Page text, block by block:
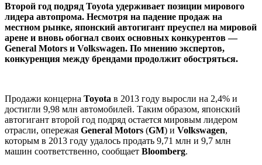
Второй год подряд Toyota удерживает позиции мирового
лидера автопрома. Несмотря на падение продаж на
местном рынке, японский автогигант преуспел на мировой
арене и вновь обогнал своих основных конкурентов —
General Motors и Volkswagen. По мнению экспертов,
конкуренция между брендами продолжит обостряться.
Продажи концерна Toyota в 2013 году выросли на 2,4% и
достигли 9,98 млн автомобилей. Таким образом, японский
автогигант второй год подряд остается мировым лидером
отрасли, опережая General Motors (GM) и Volkswagen,
которым в 2013 году удалось продать 9,71 млн и 9,7 млн
машин соответственно, сообщает Bloomberg.